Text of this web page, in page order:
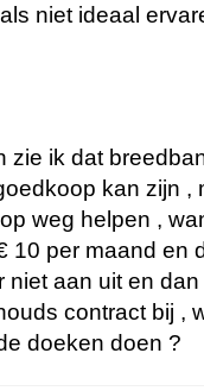
niet ideaal
zie ik dat
kan zijn ,
weg helpen ,
10 per maand en
niet aan uit en
contract bij ,
doeken doen ?